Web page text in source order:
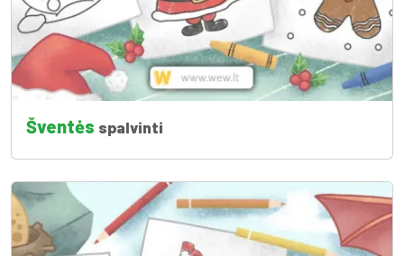
Šventės spalvinti